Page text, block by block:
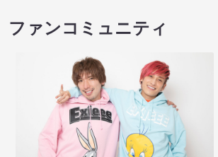
ファンコミュニティ